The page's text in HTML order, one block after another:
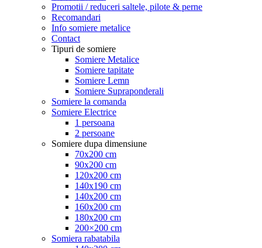
Promotii / reduceri saltele, pilote & perne
Recomandari
Info somiere metalice
Contact
Tipuri de somiere
Somiere Metalice
Somiere tapitate
Somiere Lemn
Somiere Supraponderali
Somiere la comanda
Somiere Electrice
1 persoana
2 persoane
Somiere dupa dimensiune
70x200 cm
90x200 cm
120x200 cm
140x190 cm
140x200 cm
160x200 cm
180x200 cm
200×200 cm
Somiera rabatabila